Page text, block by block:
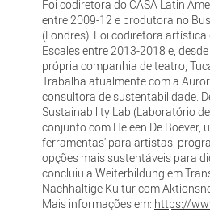
Foi codiretora do CASA Latin
entre 2009-12 e produtora no
(Londres). Foi codiretora
Escales entre 2013-2018 e,
própria companhia de teatro,
Trabalha atualmente com a
consultora de sustentabilidade.
Sustainability Lab (Laboratório
conjunto com Heleen De Boever,
ferramentas' para artistas,
opções mais sustentáveis para
concluiu a Weiterbildung em
Nachhaltige Kultur com
Mais informações em: https://